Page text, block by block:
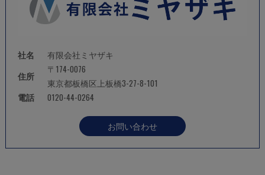
社名
有限会社ミヤザキ
住所
〒174-0076
東京都板橋区上板橋3-27-8-101
電話
0120-44-0264
お問い合わせ